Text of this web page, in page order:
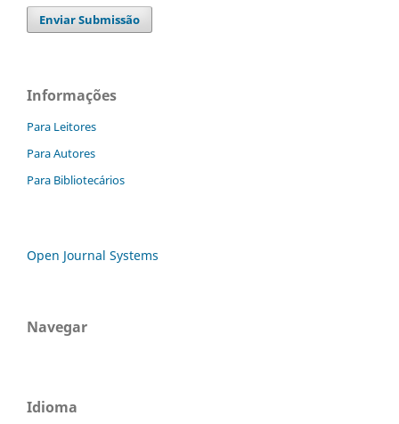
Enviar Submissão
Informações
Para Leitores
Para Autores
Para Bibliotecários
Open Journal Systems
Navegar
Idioma